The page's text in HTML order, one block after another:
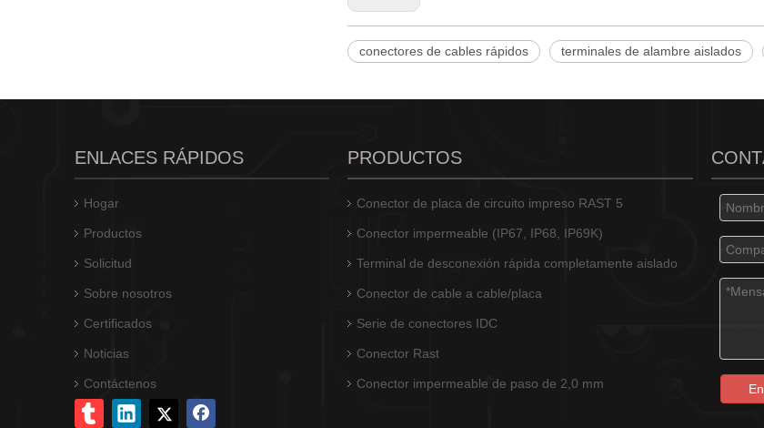
conectores de cables rápidos terminales de alambre aislados
ENLACES RÁPIDOS
Hogar
Productos
Solicitud
Sobre nosotros
Certificados
Noticias
Contáctenos
PRODUCTOS
Conector de placa de circuito impreso RAST 5
Conector impermeable (IP67, IP68, IP69K)
Terminal de desconexión rápida completamente aislado
Conector de cable a cable/placa
Serie de conectores IDC
Conector Rast
Conector impermeable de paso de 2,0 mm